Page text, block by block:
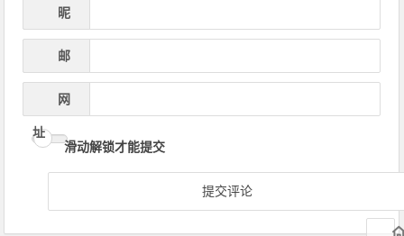
昵
*
邮
*
网
址
滑动解锁才能提交